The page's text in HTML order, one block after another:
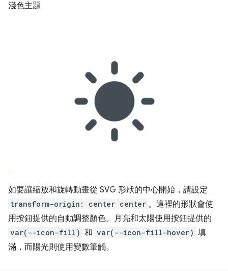
淺色主題
如要讓縮放和旋轉動畫從 SVG 形狀的中心開始，請設定
transform-origin: center center 。這裡的形狀會使
用按鈕提供的自動調整顏色。月亮和太陽使用按鈕提供的
var(--icon-fill) 和 var(--icon-fill-hover) 填
滿，而陽光則使用變數筆觸。